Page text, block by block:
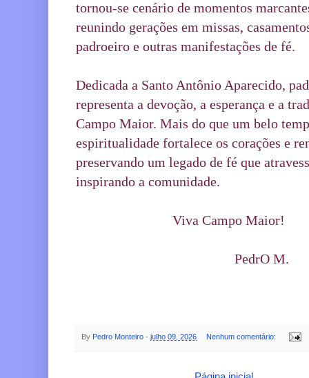
tornou-se cenário de momentos
reunindo gerações em missas,
padroeiro e outras manifestações de fé.
Dedicada a Santo Antônio Aparecido,
representa a devoção, a esperança e a
Campo Maior. Mais do que um belo
espiritualidade fortalece os corações e
preservando um legado de fé que
inspirando a comunidade.
Viva Campo Maior!
PedrO M.
By Pedro Monteiro - julho 09, 2026 Nenhum comentário: